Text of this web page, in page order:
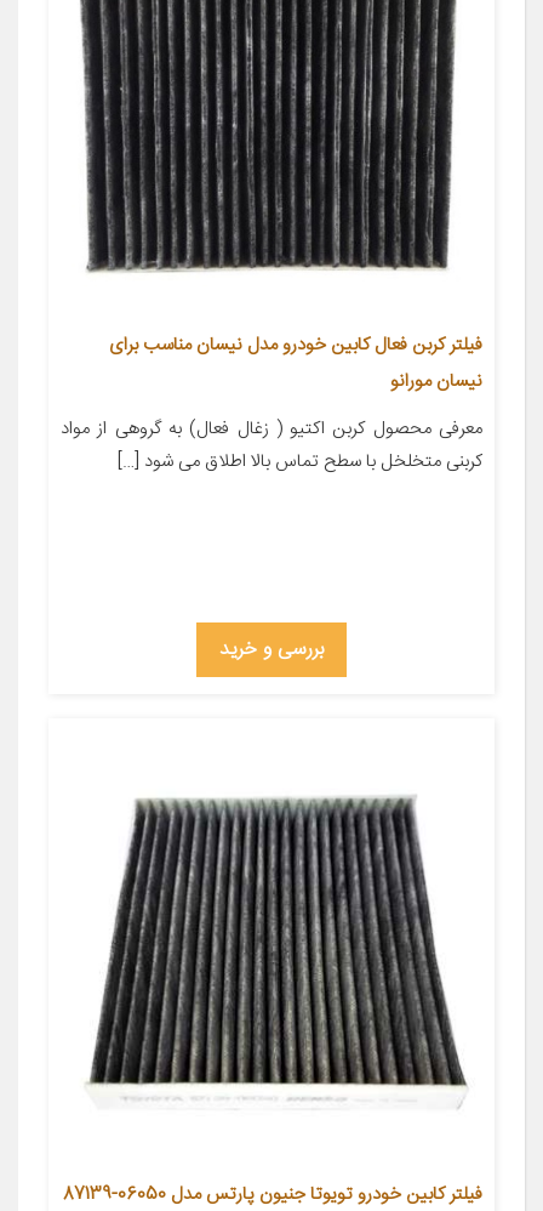
فیلتر کربن فعال کابین خودرو مدل نیسان مناسب برای
نیسان مورانو
معرفی محصول کربن اکتیو ( زغال فعال) به گروهی از مواد
کربنی متخلخل با سطح تماس بالا اطلاق می شود […]
بررسی و خرید
فیلتر کابین خودرو تویوتا جنیون پارتس مدل 06050-87139